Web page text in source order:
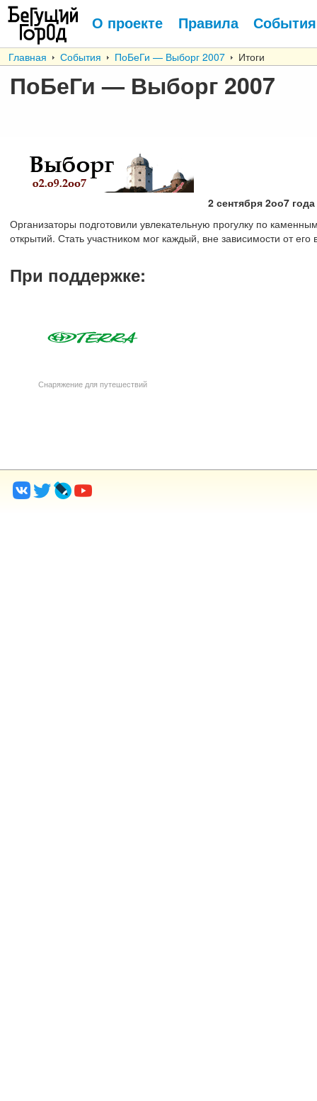
О проекте Правила События
Главная События ПоБеГи — Выборг 2007 Итоги
ПоБеГи — Выборг 2007
2 сентября 2оо7
Организаторы подготовили увлекательную прогулку по
открытий. Стать участником мог каждый, вне зависимости от его
При поддержке:
Снаряжение для путешествий